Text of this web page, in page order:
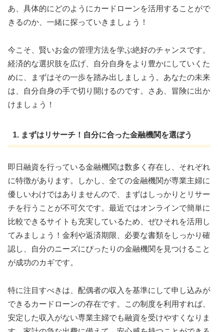
あ、具体的にどのようにカードローンを活用することがで
きるのか、一緒に探っていきましょう！
今こそ、賢いお金の管理方法を学ぶ絶好のチャンスです。
経済的な選択肢を広げ、自分自身をより豊かにしていくた
めに、まずはその一歩を踏み出しましょう。あなたの未来
は、自分自身の手で切り開けるのです。さあ、冒険に出か
けましょう！
1. まずはリサーチ！自分に合った金融機関を選ぼう
即日融資を行っている金融機関は数多く存在し、それぞれ
に特徴があります。しかし、全ての金融機関が専業主婦に
優しいわけではありませんので、まずはしっかりとリサー
チを行うことが不可欠です。最近ではオンラインで簡単に
比較できるサイトも充実しているため、ぜひそれを活用し
てみましょう！金利や返済期限、必要な書類をしっかり確
認し、自分のニーズにぴったりの金融機関を見つけること
が成功のカギです。
特に注目すべきは、配偶者の収入を基準にして申し込みが
できるカードローンの存在です。この制度を利用すれば、
安定した収入がない専業主婦でも融資を受けやすくなりま